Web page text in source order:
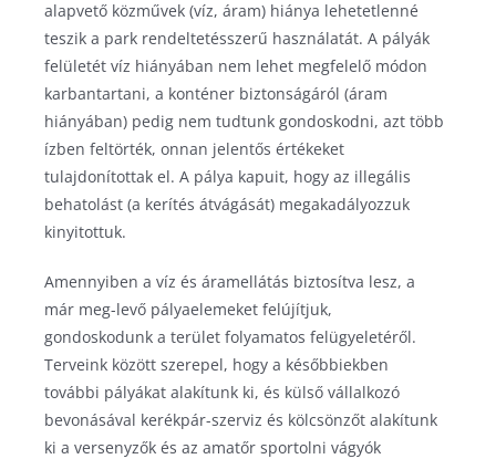
alapvető közművek (víz, áram) hiánya lehetetlenné
teszik a park rendeltetésszerű használatát. A pályák
felületét víz hiányában nem lehet megfelelő módon
karbantartani, a konténer biztonságáról (áram
hiányában) pedig nem tudtunk gondoskodni, azt több
ízben feltörték, onnan jelentős értékeket
tulajdonítottak el. A pálya kapuit, hogy az illegális
behatolást (a kerítés átvágását) megakadályozzuk
kinyitottuk.
Amennyiben a víz és áramellátás biztosítva lesz, a
már meg-levő pályaelemeket felújítjuk,
gondoskodunk a terület folyamatos felügyeletéről.
Terveink között szerepel, hogy a későbbiekben
további pályákat alakítunk ki, és külső vállalkozó
bevonásával kerékpár-szerviz és kölcsönzőt alakítunk
ki a versenyzők és az amatőr sportolni vágyók